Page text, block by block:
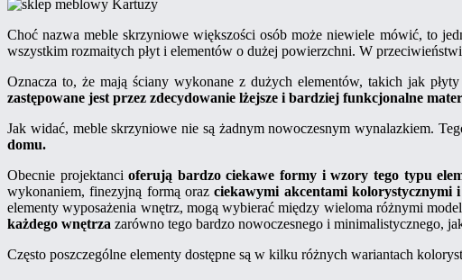
Choć nazwa meble skrzyniowe większości osób może niewiele mówić, to
wszystkim rozmaitych płyt i elementów o dużej powierzchni. W
Oznacza to, że mają ściany wykonane z dużych elementów, takich jak
zastępowane jest przez zdecydowanie lżejsze i bardziej funkcjonalne
Jak widać, meble skrzyniowe nie są żadnym nowoczesnym wynalazkiem.
domu.
Obecnie projektancioferują bardzo ciekawe formy i wzory tego typu
wykonaniem, finezyjną formą orazciekawymi akcentami kolorystycznymi i
elementy wyposażenia wnętrz, mogą wybierać między wieloma różnymi
każdego wnętrza zarówno tego bardzo nowoczesnego i minimalistycznego,
Często poszczególne elementy dostępne są w kilku różnych wariantach